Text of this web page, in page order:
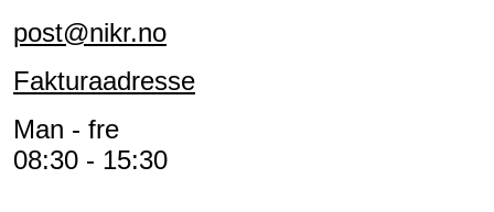
post@nikr.no
Fakturaadresse
Man - fre
08:30 - 15:30